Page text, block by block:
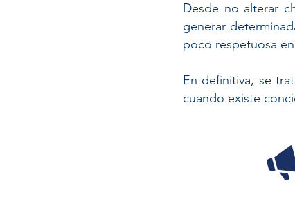
Desde no alterar
generar
poco respetuosa
En definitiva, se
cuando existe